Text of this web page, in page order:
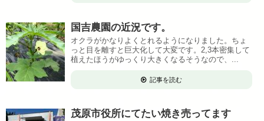
国吉農園の近況です。
オクラがかなりよくとれるようになりました。ちょ
っと目を離すと巨大化して大変です。2,3本密集して
植えたほうがゆっくり大きくなるそうなので、...
記事を読む
茂原市役所にてたい焼き売ってます